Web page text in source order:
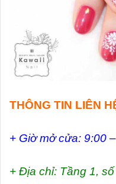
THÔNG TIN LIÊN
+ Giờ mở cửa: 9:00
+ Địa chỉ: Tầng 1,